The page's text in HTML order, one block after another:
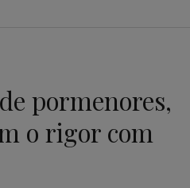
pormenores,
o rigor com